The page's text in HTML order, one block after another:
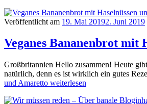
Veröffentlicht am 19. Mai 20192. Juni 2019
Veganes Bananenbrot mit
Großbritannien Hello zusammen! Heute
natürlich, denn es ist wirklich ein gutes
und Amaretto weiterlesen